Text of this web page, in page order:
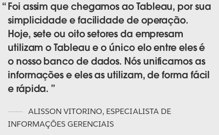
Foi assim que chegamos ao Tableau, por sua
simplicidade e facilidade de operação.
Hoje, sete ou oito setores da empresam
utilizam o Tableau e o único elo entre eles é
o nosso banco de dados. Nós unificamos as
informações e eles as utilizam, de forma fácil
e rápida.
ALISSON VITORINO, ESPECIALISTA DE
INFORMAÇÕES GERENCIAIS